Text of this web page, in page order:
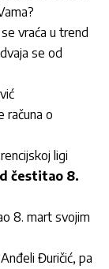
vraća u trend
se od
računa o
ligi
čestitao 8.
8. mart svojim
Đuričić, pa